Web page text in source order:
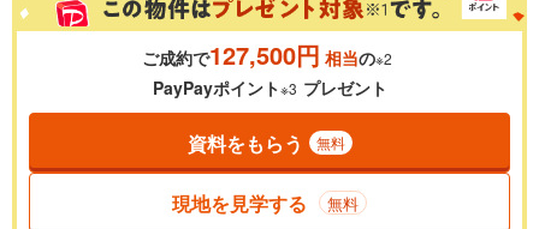
ご成約で127,500円 相当の※2
PayPayポイント※3 プレゼント
資料をもらう 無料
現地を見学する 無料